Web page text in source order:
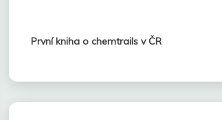
První kniha o chemtrails v ČR